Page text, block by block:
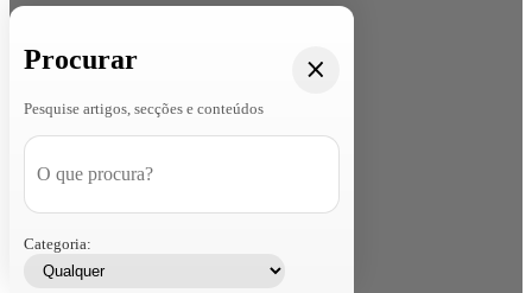
Procurar
Pesquise artigos, secções e conteúdos
Categoria: